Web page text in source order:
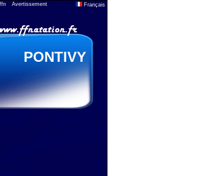
Avertissement Français
PONTIVY